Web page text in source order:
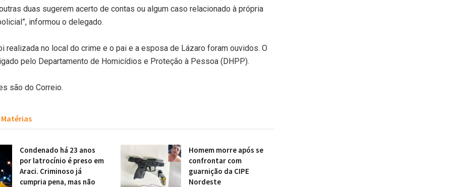
duas sugerem acerto de contas ou algum caso relacionado à própria
informou o delegado.
realizada no local do crime e o pai e a esposa de Lázaro foram ouvidos. O
pelo Departamento de Homicídios e Proteção à Pessoa (DHPP).
são do Correio.
Matérias
Condenado há 23 anos
por latrocínio é preso em
Araci. Criminoso já
cumpria pena, mas não
Homem morre após se
confrontar com
guarnição da CIPE
Nordeste